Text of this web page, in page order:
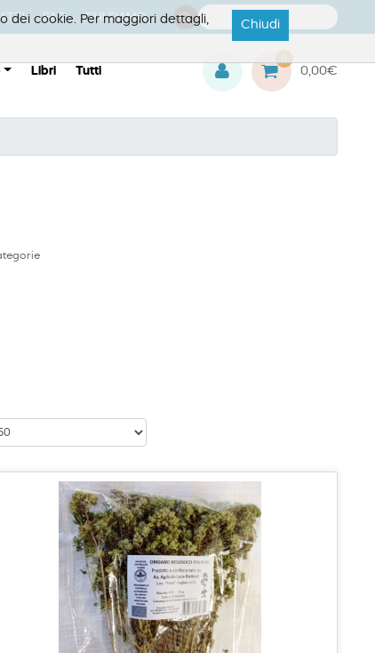
CHI SIAMO
FAQ
Libri Tutti 0,00€
Chiudi
dei cookie. Per maggiori dettagli,